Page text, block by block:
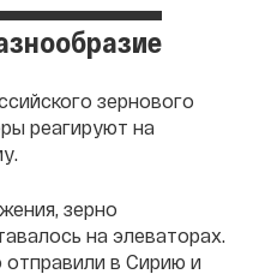
зернового
реагируют на
зерно
на элеваторах.
отправили в Сирию и